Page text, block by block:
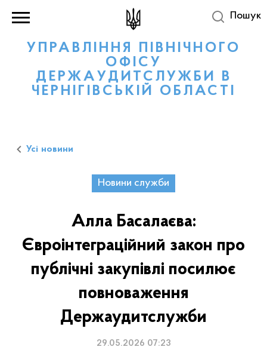
УПРАВЛІННЯ ПІВНІЧНОГО
ОФІСУ
ДЕРЖАУДИТСЛУЖБИ В
ЧЕРНІГІВСЬКІЙ ОБЛАСТІ
Пошук
Усі новини
Новини служби
Алла Басалаєва:
Євроінтеграційний закон про
публічні закупівлі посилює
повноваження
Держаудитслужби
29.05.2026 07:23